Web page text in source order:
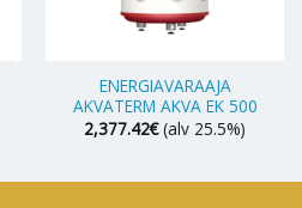
ENERGIAVARAAJA
AKVATERM AKVA EK 500
2,377.42€ (alv 25.5%)